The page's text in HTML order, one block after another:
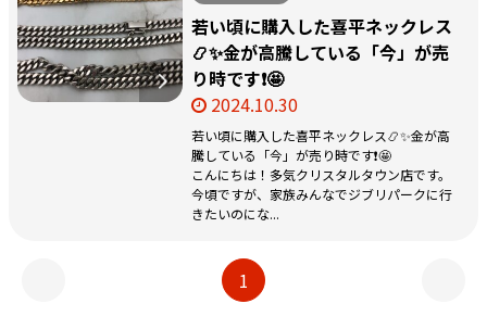
若い頃に購入した喜平ネックレス
📿✨金が高騰している「今」が売
り時です❗🤩
2024.10.30
若い頃に購入した喜平ネックレス📿✨金が高
騰している「今」が売り時です❗🤩
こんにちは！多気クリスタルタウン店です。
今頃ですが、家族みんなでジブリパークに行
きたいのにな...
1